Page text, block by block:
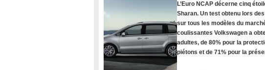
L’Euro NCAP décerne cinq
Sharan. Un test obtenu lors
sur tous les modèles du
coulissantes Volkswagen a
adultes, de 80% pour la
piétons et de 71% pour la